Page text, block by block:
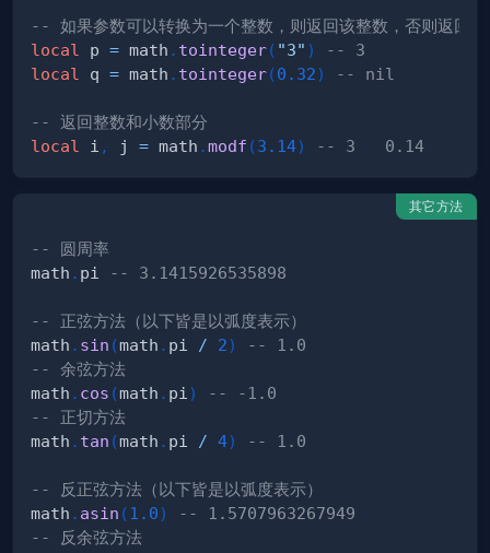
-- 如果参数可以转换为一个整数，则返回该整数，否则返
local
p = math . tointeger( "3" )
-- 3
local
q = math . tointeger(0.32) -- nil
-- 返回整数和小数部分
local
i , j = math .modf (3.14) -- 3   0.14
其它方法
-- 圆周率
math . pi -- 3.1415926535898
-- 正弦方法（以下皆是以弧度表示）
math . sin (math . pi / 2)
-- 1.0
-- 余弦方法
math . cos (math . pi )
-- -1.0
-- 正切方法
math . tan (math . pi / 4) -- 1.0
-- 反正弦方法（以下皆是以弧度表示）
math . asin (1.0)
-- 1.5707963267949
-- 反余弦方法